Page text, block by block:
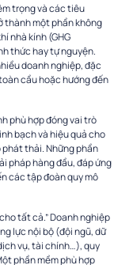
trọng và các tiêu
thành một phần không
nhà kính (GHG
thức hay tự nguyện.
doanh nghiệp, đặc
cầu hoặc hướng đến
phù hợp đóng vai trò
bạch và hiệu quả cho
thải. Những phần
pháp hàng đầu, đáp ứng
các tập đoàn quy mô
tất cả.” Doanh nghiệp
lực nội bộ (đội ngũ, dữ
vụ, tài chính…), quy
phần mềm phù hợp